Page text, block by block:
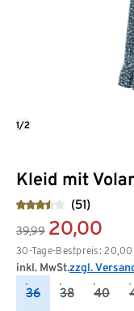
Kleid mit
(51)
39,99 20,00
30-Tage-Bestpreis: 20,00
inkl. MwSt.zzgl.
36 38 40
1/2